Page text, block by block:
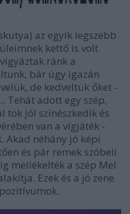
az egyik legszebb
kettő is volt
ránk a
bár úgy igazán
de kedveltük őket -
Tehát adott egy szép,
tök jól színészkedik és
van a vígjáték -
Akad néhány jó képi
és pár remek szóbeli
mellékelték a szép Mel
Ezek és a jó zene